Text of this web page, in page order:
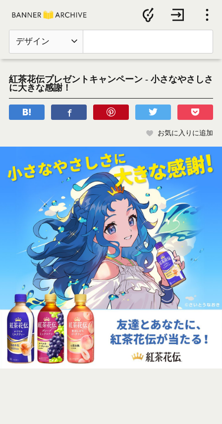
デザイン
紅茶花伝プレゼントキャンペーン - 小さなやさしさ
に大きな感謝！
お気に入りに追加